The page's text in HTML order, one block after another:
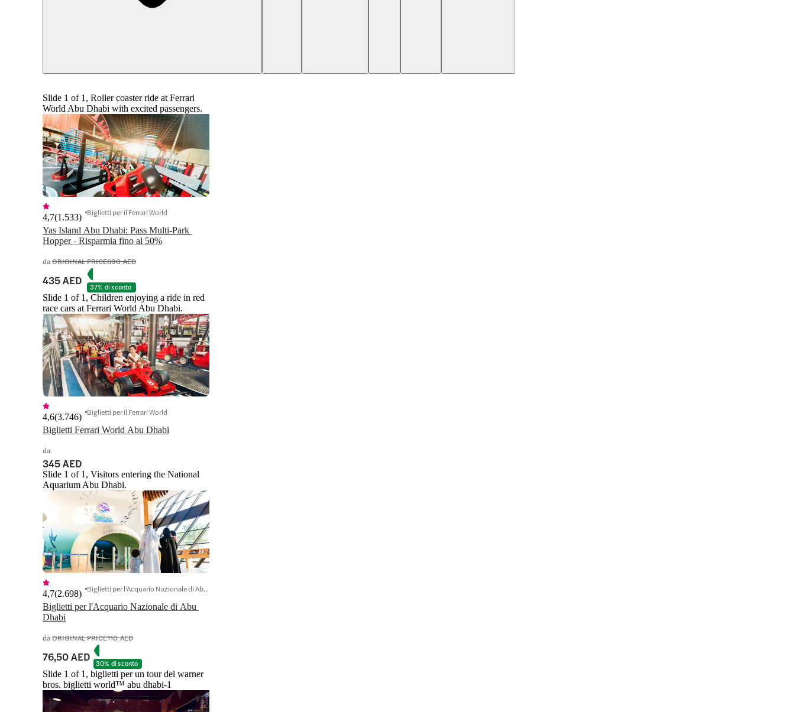
Slide 1 of 1, Roller coaster ride at Ferrari
World Abu Dhabi with excited passengers.
Yas Island Abu Dhabi: Pass Multi-Park
Hopper - Risparmia fino al 50%
4,7(1.533) Biglietti per il Ferrari World
daORIGINAL PRICE690 AED
435 AED 37% di sconto
Slide 1 of 1, Children enjoying a ride in red
race cars at Ferrari World Abu Dhabi.
Biglietti Ferrari World Abu Dhabi
4,6(3.746) Biglietti per il Ferrari World
da
345 AED
Slide 1 of 1, Visitors entering the National
Aquarium Abu Dhabi.
Biglietti per l'Acquario Nazionale di Abu
Dhabi
4,7(2.698) Biglietti per l'Acquario Nazionale di Abu Dhabi
daORIGINAL PRICE110 AED
76,50 AED 30% di sconto
Slide 1 of 1, biglietti per un tour dei warner
bros. biglietti world™ abu dhabi-1